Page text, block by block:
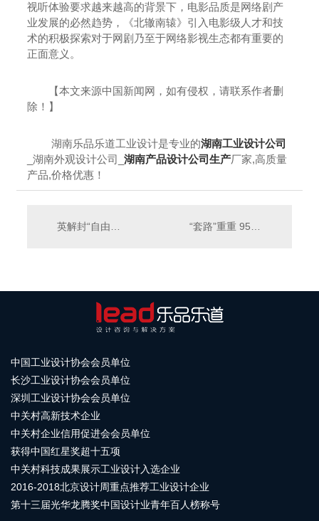
视听体验要求越来越高的背景下，电影品质是网络剧产
业发展的必然趋势，《北辙南辕》引入电影级人才和技
术的积极探索对于网剧乃至于网络影视生态都有重要的
正面意义。
【本文来源中国新闻网，如有侵权，请联系作者删
除！】
湖南乐品乐道工业设计是专业的湖南工业设计公司
_湖南外观设计公司_湖南产品设计公司生产厂家,高质量
产品,价格优惠！
中国工业设计协会会员单位
长沙工业设计协会会员单位
深圳工业设计协会会员单位
中关村高新技术企业
中关村企业信用促进会会员单位
获得中国红星奖超十五项
中关村科技成果展示工业设计入选企业
2016-2018北京设计周重点推荐工业设计企业
第十三届光华龙腾奖中国设计业青年百人榜称号